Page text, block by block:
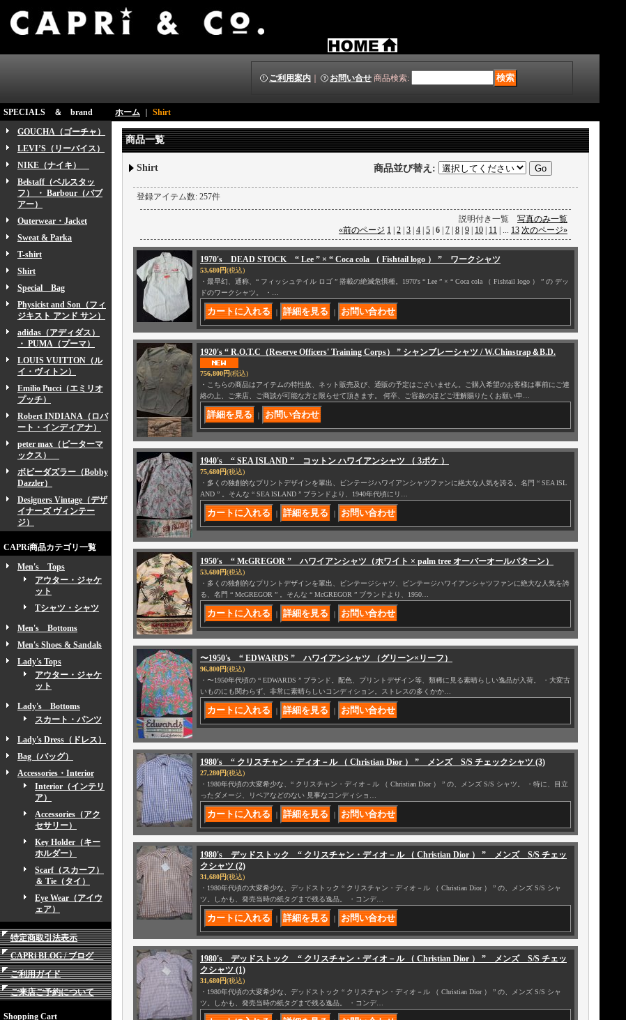
ご利用案内 お問い合せ 商品検索:
SPECIALS ＆ brand
GOUCHA（ゴーチャ）
LEVI’S（リーバイス）
NIKE（ナイキ）
Belstaff（ベルスタッ
フ） ・ Barbour（バブ
アー）
Outerwear・Jacket
Sweat & Parka
T-shirt
Shirt
Special Bag
Physicist and Son（フィ
ジキスト アンド サン）
adidas（アディダス）
・ PUMA（プーマ）
LOUIS VUITTON（ル
イ・ヴィトン）
Emilio Pucci（エミリオ
プッチ）
Robert INDIANA（ロバ
ート・インディアナ）
peter max（ピーターマ
ックス）
ボビーダズラー（Bobby
Dazzler）
Designers Vintage（デザ
イナーズ ヴィンテー
ジ）
CAPRi商品カテゴリ一覧
Men's Tops
アウター・ジャケ
ット
Tシャツ・シャツ
Men's Bottoms
Men's Shoes & Sandals
Lady's Tops
アウター・ジャケ
ット
Lady's Bottoms
スカート・パンツ
Lady's Dress（ドレス）
Bag（バッグ）
Accessories・Interior
Interior（インテリ
ア）
Accessories（アク
セサリー）
Key Holder（キー
ホルダー）
Scarf（スカーフ）
＆ Tie（タイ）
Eye Wear（アイウ
ェア）
特定商取引法表示
CAPRi BLOG / ブログ
ご利用ガイド
ご来店ご予約について
Shopping Cart
ホーム Shirt
商品一覧
Shirt 商品並び替え :
登録アイテム数: 257件
説明付き一覧 写真のみ一覧
«前のページ 1 2 3 4 5 6 7 8 9 10 11 ... 13 次のページ»
1970's DEAD STOCK “ Lee ” × “ Coca cola （ Fishtail logo ） ” ワークシャツ
53,680円(税込)
・最早幻、通称、“ フィッシュテイル ロゴ ” 搭載の絶滅危惧種。1970's “ Lee ” × “ Coca cola （ Fishtail logo ） ” の デッ
ドのワークシャツ。 ・…
｜ ｜
1920's “ R.O.T.C（Reserve Officers' Training Corps） ” シャンブレーシャツ / W.Chinstrap＆B.D.
756,800円(税込)
・こちらの商品はアイテムの特性故、ネット販売及び、通販の予定はございません。ご購入希望のお客様は事前にご連
絡の上、ご来店、ご商談が可能な方と限らせて頂きます。 何卒、ご容赦のほどご理解賜りたくお願い申…
｜
1940's “ SEA ISLAND ” コットン ハワイアンシャツ （ 3ポケ ）
75,680円(税込)
・多くの独創的なプリントデザインを輩出、ビンテージハワイアンシャツファンに絶大な人気を誇る、名門 “ SEA ISL
AND ” 。そんな “ SEA ISLAND ” ブランドより、1940年代頃にリ…
｜ ｜
1950's “ McGREGOR ” ハワイアンシャツ（ホワイト × palm tree オーバーオールパターン）
53,680円(税込)
・多くの独創的なプリントデザインを輩出、ビンテージシャツ、ビンテージハワイアンシャツファンに絶大な人気を誇
る、名門 “ McGREGOR ” 。そんな “ McGREGOR ” ブランドより、1950…
｜ ｜
〜1950's “ EDWARDS ” ハワイアンシャツ （グリーン×リーフ）
96,800円(税込)
・〜1950年代頃の “ EDWARDS ” ブランド。配色、プリントデザイン等、類稀に見る素晴らしい逸品が入荷。 ・大変古
いものにも関わらず、非常に素晴らしいコンディション。ストレスの多くかか…
｜ ｜
1980's “ クリスチャン・ディオ－ル （ Christian Dior ） ” メンズ S/S チェックシャツ (3)
27,280円(税込)
・1980年代頃の大変希少な、“ クリスチャン・ディオ－ル （ Christian Dior ） ” の、メンズ S/S シャツ。 ・特に、目立
ったダメージ、リペアなどのない 見事なコンディショ…
｜ ｜
1980's デッドストック “ クリスチャン・ディオ－ル （ Christian Dior ） ” メンズ S/S チェッ
クシャツ (2)
31,680円(税込)
・1980年代頃の大変希少な、デッドストック “ クリスチャン・ディオ－ル （ Christian Dior ） ” の、メンズ S/S シャ
ツ。しかも、発売当時の紙タグまで残る逸品。 ・コンデ…
｜ ｜
1980's デッドストック “ クリスチャン・ディオ－ル （ Christian Dior ） ” メンズ S/S チェッ
クシャツ (1)
31,680円(税込)
・1980年代頃の大変希少な、デッドストック “ クリスチャン・ディオ－ル （ Christian Dior ） ” の、メンズ S/S シャ
ツ。しかも、発売当時の紙タグまで残る逸品。 ・コンデ…